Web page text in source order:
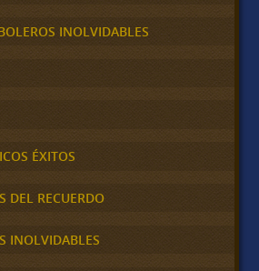
INOLVIDABLES
ÉXITOS
DEL RECUERDO
INOLVIDABLES